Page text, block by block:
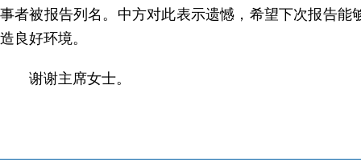
事者被报告列名。中方对此表示遗憾，希望下次报告
造良好环境。
谢谢主席女士。